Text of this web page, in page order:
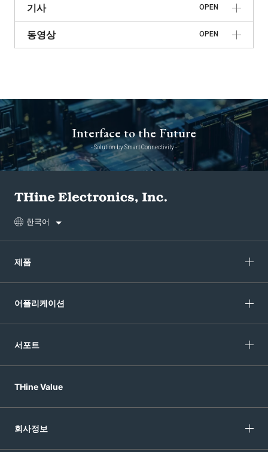
기사 OPEN
동영상 OPEN
Interface to the Future
- Solution by Smart Connectivity -
한국어
제품
어플리케이션
서포트
THine Value
회사정보